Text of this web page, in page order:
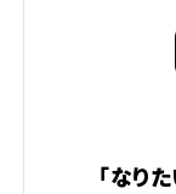
「なり